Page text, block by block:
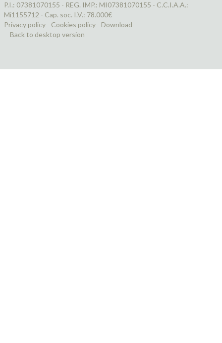
P.I.: 07381070155 - REG. IMP.: MI07381070155 - C.C.I.A.A.:
Mi1155712 - Cap. soc. I.V.: 78.000€
Privacy policy - Cookies policy - Download
Back to desktop version